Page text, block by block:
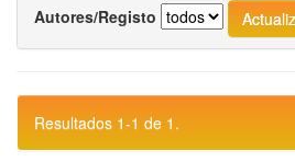
Autores/Registo
Resultados 1-1 de 1.